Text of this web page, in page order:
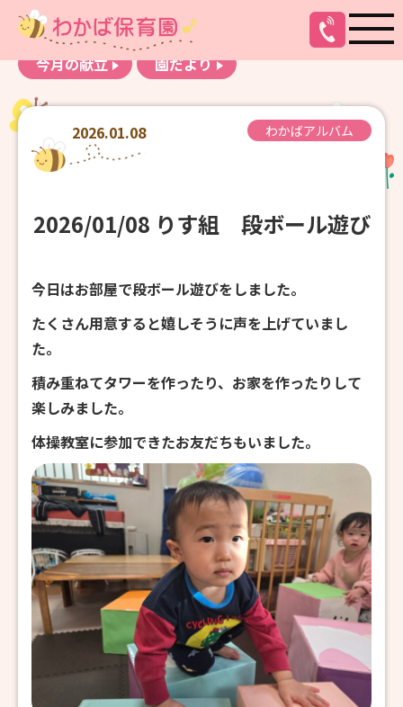
お知らせ
わかばアルバム
今月の献立
園だより
2026.01.08 わかばアルバム
2026/01/08 りす組 段ボール遊び
今日はお部屋で段ボール遊びをしました。
たくさん用意すると嬉しそうに声を上げていまし
た。
積み重ねてタワーを作ったり、お家を作ったりして
楽しみました。
体操教室に参加できたお友だちもいました。